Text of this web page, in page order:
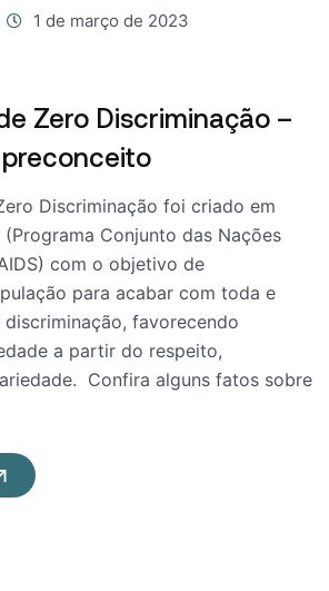
1 de março de 2023
Zero Discriminação –
Discriminação foi criado em
(Programa Conjunto das Nações
com o objetivo de
para acabar com toda e
favorecendo
a partir do respeito,
Confira alguns fatos sobre